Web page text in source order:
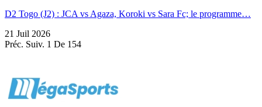
D2 Togo (J2) : JCA vs Agaza, Koroki vs Sara Fc; le programme…
21 Juil 2026
Préc. Suiv. 1 De 154